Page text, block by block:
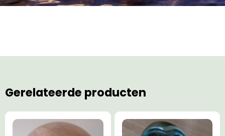
Gerelateerde producten